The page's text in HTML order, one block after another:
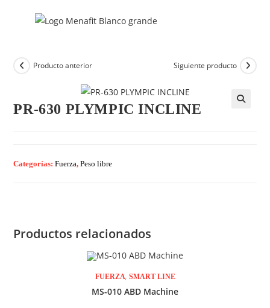
Producto anterior Siguiente producto
PR-630 PLYMPIC INCLINE
Categorías:Fuerza,Peso libre
Productos relacionados
FUERZA, SMART LINE
MS-010 ABD Machine